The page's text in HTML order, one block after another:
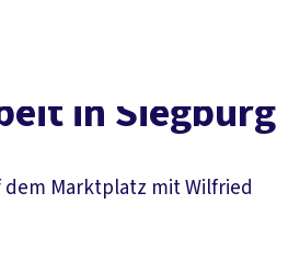
Politik in NRW
Service
in Siegburg
dem Marktplatz mit Wilfried